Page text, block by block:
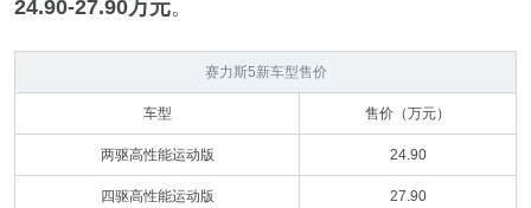
24.90-27.90万元。
赛力斯5新车型售价
车型 售价（万元）
两驱高性能运动版 24.90
四驱高性能运动版 27.90